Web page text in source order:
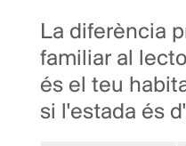
La diferència
familiar al
és el teu
si l'estada és